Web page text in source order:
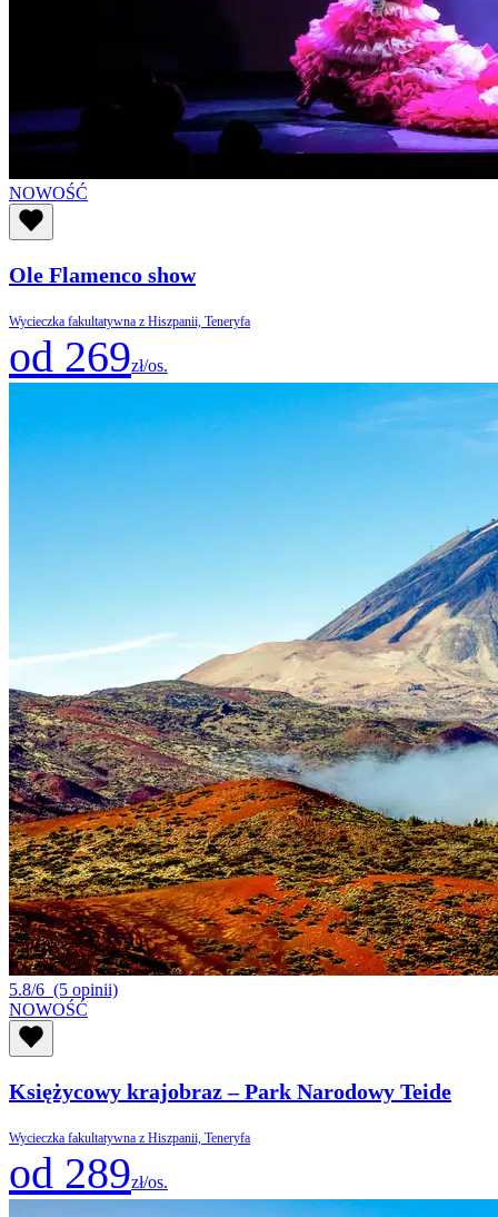
NOWOŚĆ
Ole Flamenco show
Wycieczka fakultatywna z Hiszpanii, Teneryfa
od 269zł/os.
5.8/6 (5 opinii)
NOWOŚĆ
Księżycowy krajobraz – Park Narodowy Teide
Wycieczka fakultatywna z Hiszpanii, Teneryfa
od 289zł/os.